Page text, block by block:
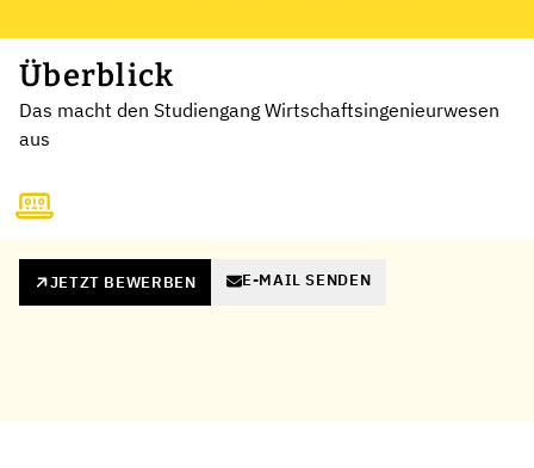
Überblick
Das macht den Studiengang Wirtschaftsingenieurwesen
aus
JETZT BEWERBEN E-MAIL SENDEN